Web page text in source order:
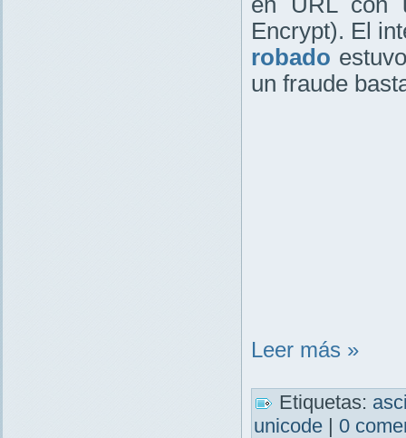
Encrypt). El
robado
un fraude
Leer más »
Etiquetas:
unicode | 0